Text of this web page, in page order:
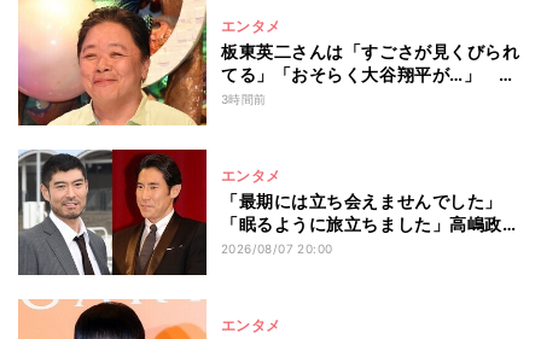
エンタメ
板東英二さんは「すごさが見くびられ
てる」「おそらく大谷翔平が…」 伊
集院光が熱弁! 野球・芸能界での“すご
3時間前
エンタメ
「最期には立ち会えませんでした」
「眠るように旅立ちました」高嶋政
宏・政伸兄弟、94歳で亡くなった元
退院を繰り返していた
2026/08/07 20:00
エンタメ